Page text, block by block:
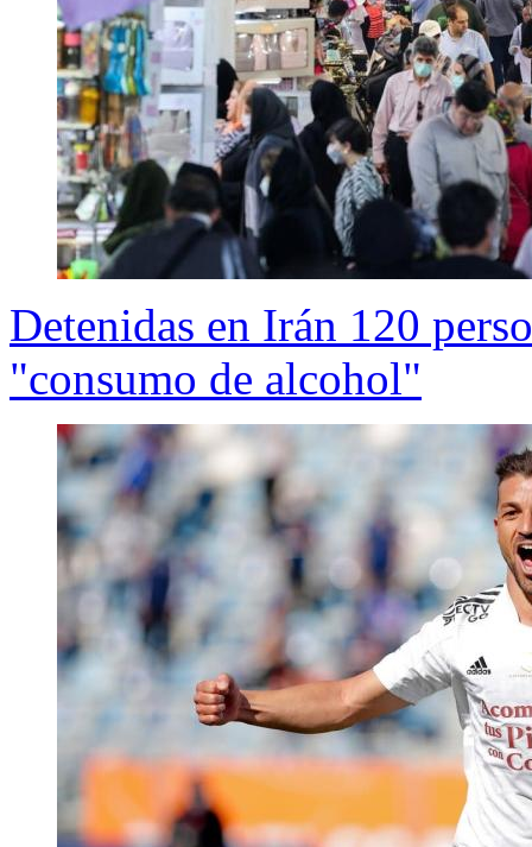
Detenidas en Irán 120
"consumo de alcohol"